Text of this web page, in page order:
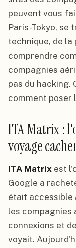
peuvent vous
Paris-Tokyo, se
technique, de
comprendre
compagnies
pas du hacking.
comment poser
ITA Matrix :
voyage
ITA Matrix est
Google a
était
les compagnies
connexions et
voyait.